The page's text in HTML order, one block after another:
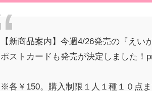
【新商品案内】今週4/26発売の『え
ポストカードも発売が決定しました！
※各￥150。購入制限１人１種１０点ま